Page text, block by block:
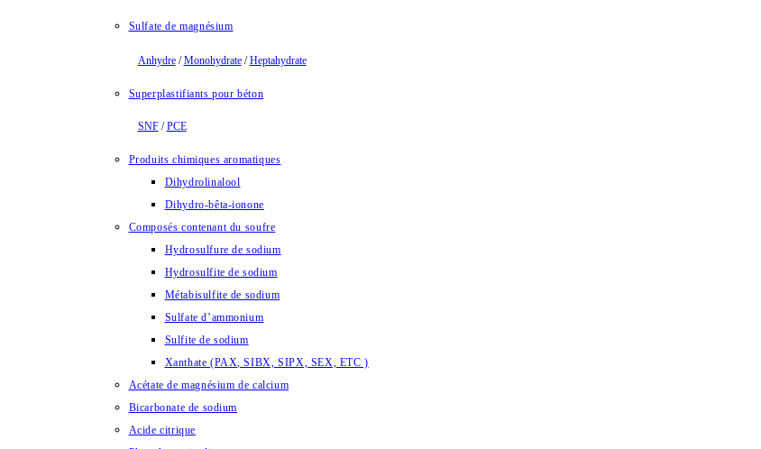
Sulfate de magnésium
Anhydre/Monohydrate/Heptahydrate
Superplastifiants pour béton
SNF/PCE
Produits chimiques aromatiques
Dihydrolinalool
Dihydro-bêta-ionone
Composés contenant du soufre
Hydrosulfure de sodium
Hydrosulfite de sodium
Métabisulfite de sodium
Sulfate d’ammonium
Sulfite de sodium
Xanthate (PAX, SIBX, SIPX, SEX, ETC )
Acétate de magnésium de calcium
Bicarbonate de sodium
Acide citrique